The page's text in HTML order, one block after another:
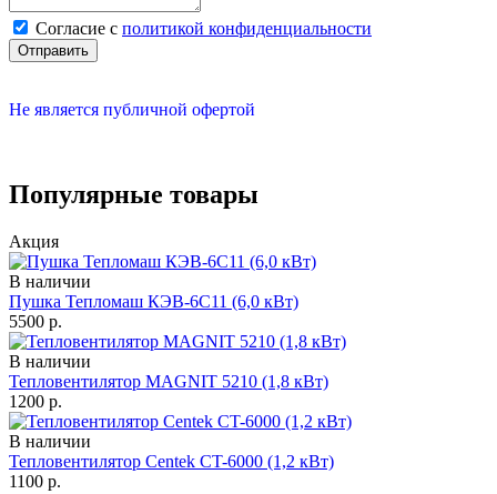
Cогласие с политикой конфиденциальности
Отправить
Не является публичной офертой
Популярные товары
Акция
В наличии
Пушка Тепломаш КЭВ-6С11 (6,0 кВт)
5500 р.
В наличии
Тепловентилятор MAGNIT 5210 (1,8 кВт)
1200 р.
В наличии
Тепловентилятор Centek CT-6000 (1,2 кВт)
1100 р.